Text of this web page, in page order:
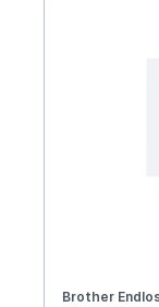
Brother